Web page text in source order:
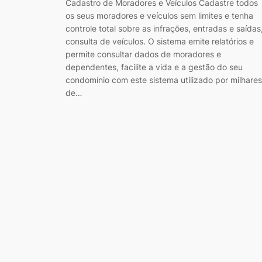
Cadastro de Moradores e Veículos Cadastre todos
os seus moradores e veículos sem limites e tenha
controle total sobre as infrações, entradas e
consulta de veículos. O sistema emite relatórios e
permite consultar dados de moradores e
dependentes, facilite a vida e a gestão do seu
condomínio com este sistema utilizado por milhares
de…